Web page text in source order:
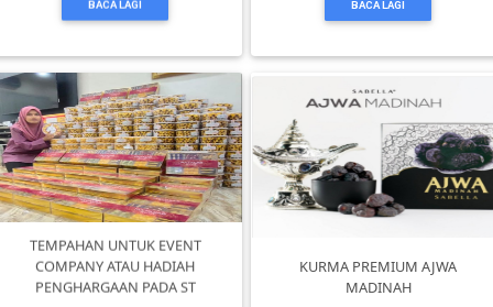
BACA LAGI BACA LAGI
TEMPAHAN UNTUK EVENT
COMPANY ATAU HADIAH
PENGHARGAAN PADA ST
KURMA PREMIUM AJWA
MADINAH